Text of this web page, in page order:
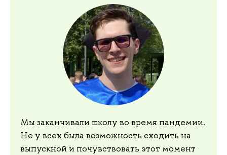
Мы заканчивали школу во время пандемии.
Не у всех была возможность сходить на
выпускной и почувствовать этот момент